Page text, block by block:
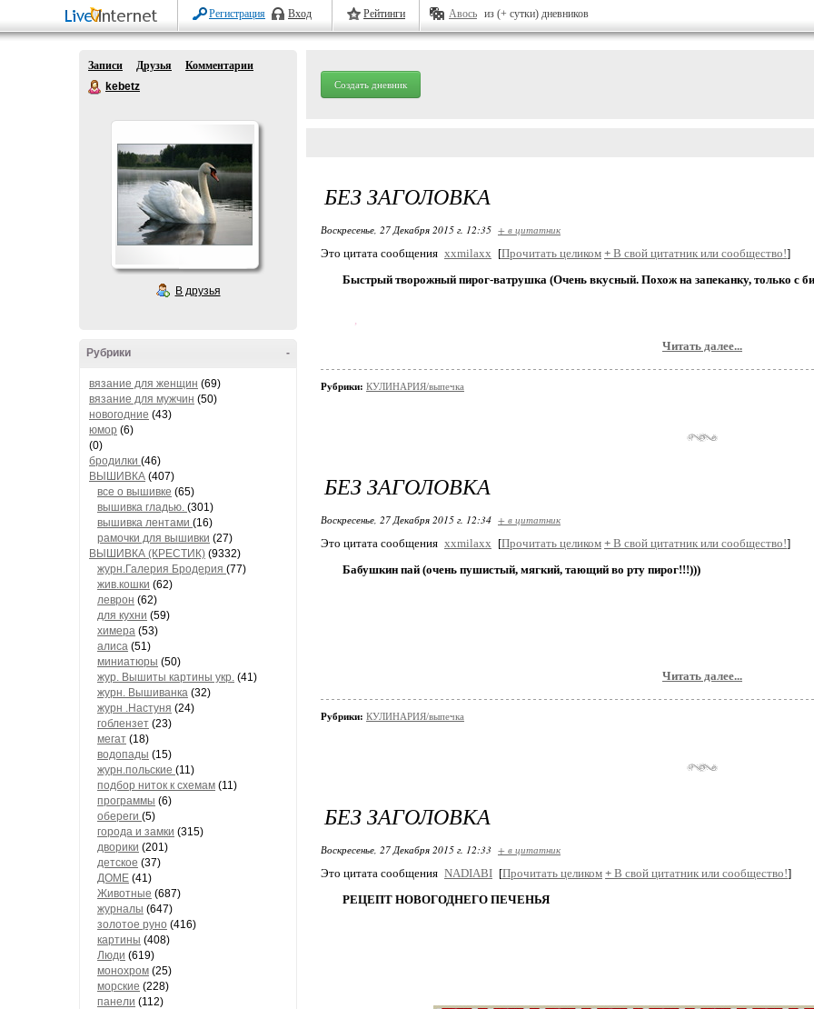
Регистрация Вход Рейтинги Авось из (+ сутки) дневников
Записи Друзья
Комментарии
kebetz
В друзья
-
Рубрики
вязание для женщин (69)
вязание для мужчин (50)
новогодние (43)
юмор (6)
(0)
бродилки (46)
ВЫШИВКА (407)
все о вышивке (65)
вышивка гладью. (301)
вышивка лентами (16)
рамочки для вышивки (27)
ВЫШИВКА (КРЕСТИК) (9332)
журн.Галерия Бродерия (77)
жив.кошки (62)
леврон (62)
для кухни (59)
химера (53)
алиса (51)
миниатюры (50)
жур. Вышиты картины укр. (41)
журн. Вышиванка (32)
журн .Настуня (24)
гоблензет (23)
мегат (18)
водопады (15)
журн.польские (11)
подбор ниток к схемам (11)
программы (6)
обереги (5)
города и замки (315)
дворики (201)
детское (37)
ДОМЕ (41)
Животные (687)
журналы (647)
золотое руно (416)
картины (408)
Люди (619)
монохром (25)
морские (228)
панели (112)
Создать дневник
БЕЗ ЗАГОЛОВКА
Воскресенье, 27 Декабря 2015 г. 12:35 + в цитатник
Это цитата сообщения xxmilaxx [Прочитать целиком + В свой цитатник или сообщество!]
Быстрый творожный пирог-ватрушка (Очень вкусный. Похож на запеканку, только с
,
Читать далее...
Рубрики: КУЛИНАРИЯ/выпечка
БЕЗ ЗАГОЛОВКА
Воскресенье, 27 Декабря 2015 г. 12:34 + в цитатник
Это цитата сообщения xxmilaxx [Прочитать целиком + В свой цитатник или сообщество!]
Бабушкин пай (очень пушистый, мягкий, тающий во рту пирог!!!)))
Читать далее...
Рубрики: КУЛИНАРИЯ/выпечка
БЕЗ ЗАГОЛОВКА
Воскресенье, 27 Декабря 2015 г. 12:33 + в цитатник
Это цитата сообщения NADIABI [Прочитать целиком + В свой цитатник или сообщество!]
РЕЦЕПТ НОВОГОДНЕГО ПЕЧЕНЬЯ